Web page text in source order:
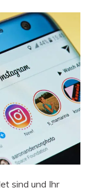
sind und Ihr